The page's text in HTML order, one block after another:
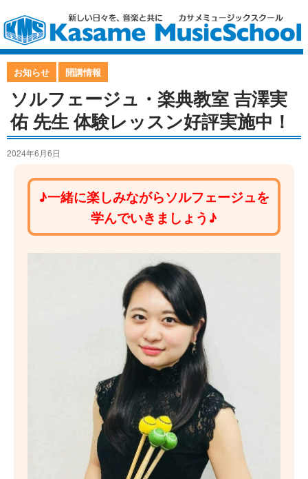
お知らせ 開講情報
ソルフェージュ・楽典教室 吉澤実
佑 先生 体験レッスン好評実施中！
2024年6月6日
♪一緒に楽しみながらソルフェージュを
学んでいきましょう♪